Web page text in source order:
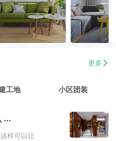
4室2厅 8万以上
市花园3室1厅1卫 8万以上
8万以上
更多
工地 小区团装
...
样可以让